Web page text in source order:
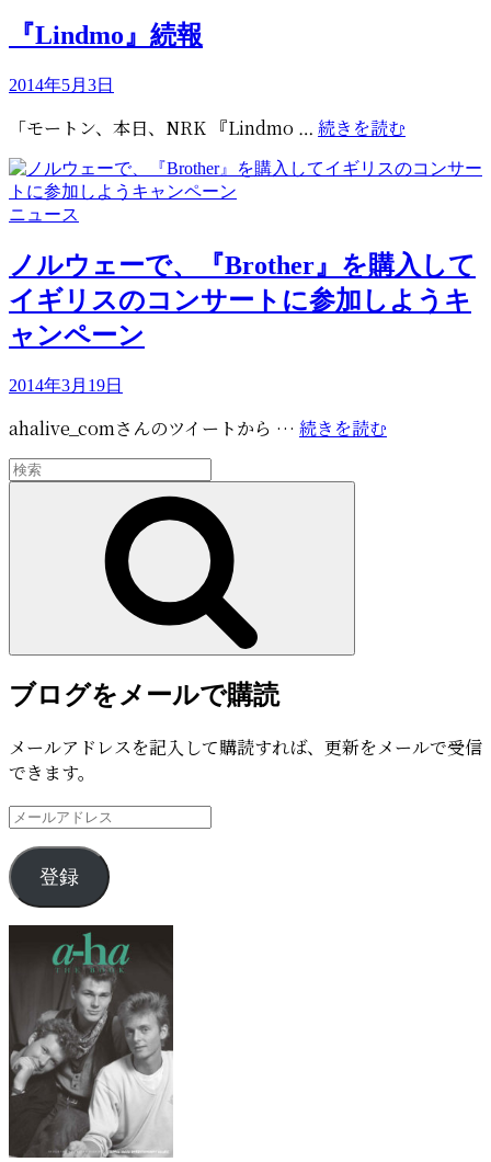
ゴ
リ
『Lindmo』続報
投
日:
2014年5月3日
「モートン、本日、NRK 『Lindmo … 続きを読む
報
カ
ゴ
リ
ー
ニュース
ノルウェーで、『Brother』を購入して
イギリスのコンサートに参加しようキ
ャンペーン
投
日:
2014年3月19日
ahalive_comさんのツイートから … 続きを読む
ギ
検
索:
ブログをメールで購読
メールアドレスを記入して購読すれば、更新をメールで受信
できます。
メ
ル
ア
登録